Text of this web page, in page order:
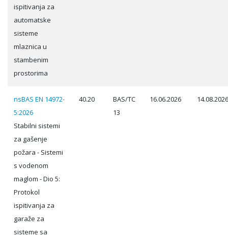
ispitivanja za
automatske
sisteme
mlaznica u
stambenim
prostorima
nsBAS EN 14972-
5:2026
Stabilni sistemi
za gašenje
požara - Sistemi
s vodenom
maglom - Dio 5:
Protokol
ispitivanja za
garaže za
sisteme sa
40.20
BAS/TC
13
16.06.2026 14.08.2026